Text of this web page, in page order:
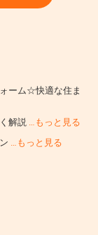
ーム☆快適な住ま
解説 …もっと見る
…もっと見る